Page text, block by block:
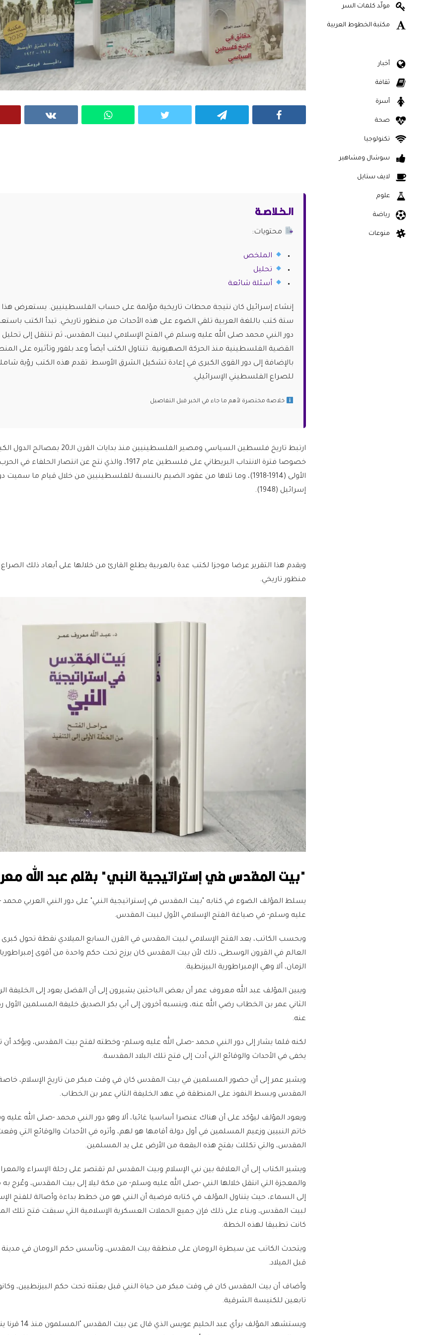
الـخـلاصـة
محتويات:
الملخص
تحليل
أسئلة شائعة
إنشاء إسرائيل كان نتيجة محطات تاريخية مؤلمة على حساب الفلسطينيين. يستعرض هذا
ستة كتب باللغة العربية تلقي الضوء على هذه الأحداث من منظور تاريخي. تبدأ الكتب
دور النبي محمد صلى الله عليه وسلم في الفتح الإسلامي لبيت المقدس، ثم تنتقل إلى
القضية الفلسطينية منذ الحركة الصهيونية. تتناول الكتب أيضاً وعد بلفور وتأثيره على
بالإضافة إلى دور القوى الكبرى في إعادة تشكيل الشرق الأوسط. تقدم هذه الكتب رؤية
للصراع الفلسطيني الإسرائيلي.
خلاصة مختصرة لأهم ما جاء في الخبر قبل التفاصيل
ارتبط تاريخ فلسطين السياسي ومصير الفلسطينيين منذ بدايات القرن الـ20
خصوصا فترة الانتداب البريطاني على فلسطين عام 1917، والذي نتج عن انتصار
الأولى (1914-1918)، وما تلاها من عقود الضيم بالنسبة للفلسطينيين من خلال قيام ما سميت
إسرائيل (1948).
ويقدم هذا التقرير عرضا موجزا لكتب عدة بالعربية يطلع القارئ من خلالها على أبعاد ذلك
منظور تاريخي.
"بيت المقدس في إستراتيجية النبي" بقلم عبد الله
يسلط المؤلف الضوء في كتابه "بيت المقدس في إستراتيجية النبي" على دور النبي العربي محمد
عليه وسلم- في صياغة الفتح الإسلامي الأول لبيت المقدس.
وبحسب الكاتب، يعد الفتح الإسلامي لبيت المقدس في القرن السابع الميلادي نقطة تحول كبرى
العالم في القرون الوسطى، ذلك لأن بيت المقدس كان يرزح تحت حكم واحدة من أقوى
الزمان، ألا وهي الإمبراطورية البيزنطية.
ويبين المؤلف عبد الله معروف عمر أن بعض الباحثين يشيرون إلى أن الفضل يعود إلى الخليفة
الثاني عمر بن الخطاب رضي الله عنه، وينسبه آخرون إلى أبي بكر الصديق خليفة المسلمين الأول
عنه.
لكنه قلما يشار إلى دور النبي محمد -صلى الله عليه وسلم- وخطته لفتح بيت المقدس، ويؤكد أن
يخفى في الأحداث والوقائع التي أدت إلى فتح تلك البلاد المقدسة.
ويشير عمر إلى أن حضور المسلمين في بيت المقدس كان في وقت مبكر من تاريخ الإسلام،
المقدس وبسط النفوذ على المنطقة في عهد الخليفة الثاني عمر بن الخطاب.
ويعود المؤلف ليؤكد على أن هناك عنصرا أساسيا غائبا، ألا وهو دور النبي محمد -صلى الله
خاتم النبيين وزعيم المسلمين في أول دولة أقامها هو لهم، وأثره في الأحداث والوقائع التي
المقدس، والتي تكللت بفتح هذه البقعة من الأرض على يد المسلمين.
ويشير الكتاب إلى أن العلاقة بين نبي الإسلام وبيت المقدس لم تقتصر على رحلة الإسراء
والمعجزة التي انتقل خلالها النبي -صلى الله عليه وسلم- من مكة ليلا إلى بيت المقدس، وعُرج
إلى السماء، حيث يتناول المؤلف في كتابه فرضية أن النبي هو من خطط بداءة وأصالة للفتح
لبيت المقدس، وبناء على ذلك فإن جميع الحملات العسكرية الإسلامية التي سبقت فتح تلك
كانت تطبيقا لهذه الخطة.
ويتحدث الكاتب عن سيطرة الرومان على منطقة بيت المقدس، وتأسس حكم الرومان في
قبل الميلاد.
وأضاف أن بيت المقدس كان في وقت مبكر من حياة النبي قبل بعثته تحت حكم البيزنطيين،
تابعين للكنيسة الشرقية.
ويستشهد المؤلف برأي عبد
مولّد كلمات السر
مكتبة الخطوط العربية
أخبار
ثقافة
أسرة
صحة
تكنولوجيا
سوشال ومشاهير
لايف ستايل
علوم
رياضة
منوعات